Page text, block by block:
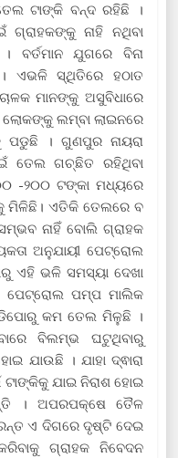
ଟାଙ୍କି ବନ୍ଦ ରହିଛି ।
ନାହି ନଥିବା
ବର୍ତମାନ ଯୁଗରେ ବିନା
ଏଭଳି ସ୍ଥିତିରେ ହଠାତ
ମାନଙ୍କୁ ଅସୁବିଧାରେ
ଲୋକଙ୍କୁ ଲମ୍ବା ଲାଇନରେ
ପଡୁଛି । ଗୁଣପୁର ନାୟରା
ତେଲ ଗଚ୍ଛିତ ରହିଥିବା
-୨୦୦ ଟଙ୍କା ମଧ୍ୟରେ
ମିଳିଛି। ଏତିକି ତେଲରେ ବ
ନାହିଁ ବୋଲି ଗ୍ରାହକ
ଅନୁଯାୟୀ ପେଟ୍ରୋଲ
ଏହି ଭଳି ସମସ୍ୟା ଦେଖା
ପେଟ୍ରୋଲ ପମ୍ପ ମାଲିକ
କମ ତେଲ ମିଳୁଛି ।
ବିଲମ୍ଭ ଘଟୁଥିବାରୁ
ଯାଉଛି । ଯାହା ଦ୍ଵାରା
ଯାଇ ନିରାଶ ହୋଇ
। ଅପରପକ୍ଷେ ତୈଳ
ଏ ଦିଗରେ ଦୃଷ୍ଟି ଦେଇ
ଗ୍ରାହକ ନିବେଦନ